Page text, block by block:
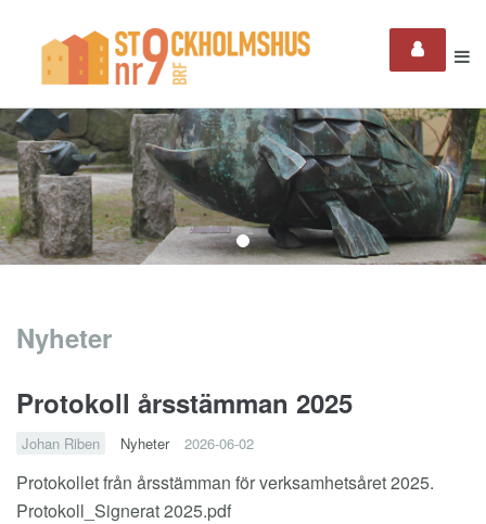
Nyheter
Protokoll årsstämman 2025
Johan Riben Nyheter 2026-06-02
Protokollet från årsstämman för verksamhetsåret 2025.
Protokoll_Signerat 2025.pdf